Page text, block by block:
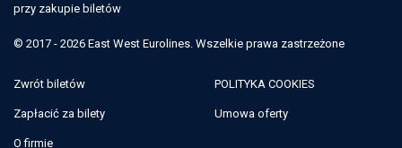
przy zakupie biletów
© 2017 - 2026 East West Eurolines. Wszelkie prawa zastrzeżone
Zwrót biletów
Zapłacić za bilety
O firmie
POLITYKA COOKIES
Umowa oferty